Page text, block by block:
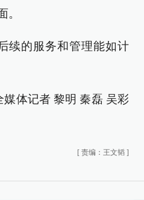
。
续的服务和管理能如计
媒体记者 黎明 秦磊 吴彩
[ 责编：王文韬 ]